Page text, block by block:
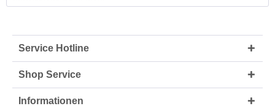
Service Hotline
Shop Service
Informationen